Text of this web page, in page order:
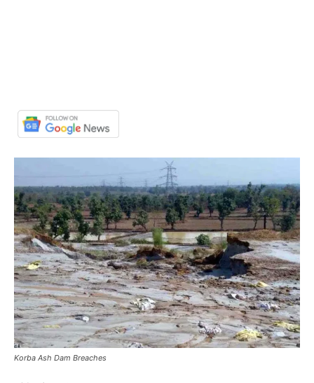
Korba Ash Dam Breaches